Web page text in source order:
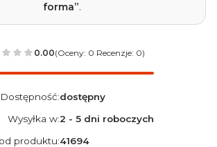
forma”.
0.00(Oceny: 0 Recenzje: 0)
Dostępność:dostępny
Wysyłka w:2 - 5 dni roboczych
produktu:41694